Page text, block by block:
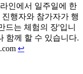
인에서 일주일에 한
행자와 참가자가 행
드는 체험의 장'입니
함께 할 수 있습니다.
↩